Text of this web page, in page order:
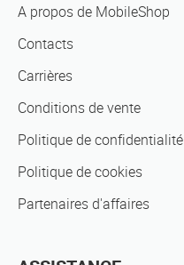
A propos de MobileShop
Contacts
Carrières
Conditions de vente
Politique de confidentialité
Politique de cookies
Partenaires d'affaires